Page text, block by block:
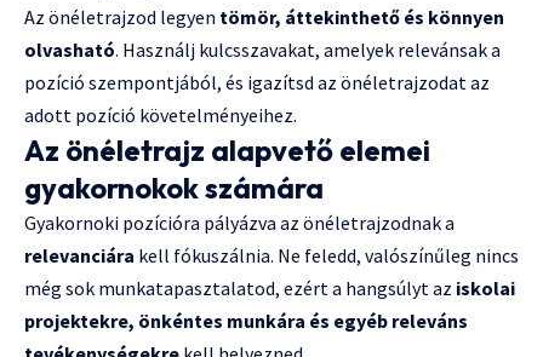
Az önéletrajzod legyen tömör, áttekinthető és könnyen
olvasható. Használj kulcsszavakat, amelyek relevánsak a
pozíció szempontjából, és igazítsd az önéletrajzodat az
adott pozíció követelményeihez.
Az önéletrajz alapvető elemei
gyakornokok számára
Gyakornoki pozícióra pályázva az önéletrajzodnak a
relevanciára kell fókuszálnia. Ne feledd, valószínűleg nincs
még sok munkatapasztalatod, ezért a hangsúlyt az iskolai
projektekre, önkéntes munkára és egyéb releváns